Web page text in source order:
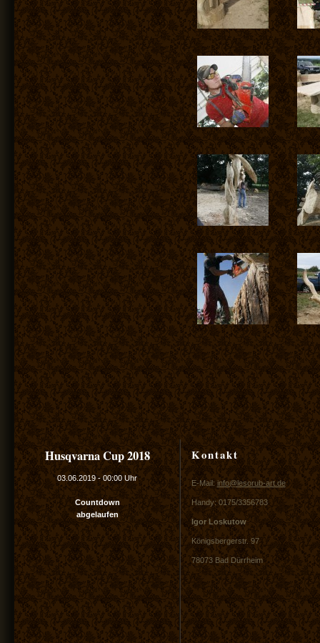
Husqvarna Cup 2018
03.06.2019-00:00 Uhr
Countdown
abgelaufen
Kontakt
E-Mail:info@lesorub-art.de
Handy: 0175/3356783
Igor Loskutow
Königsbergerstr. 97
78073 Bad Dürrheim